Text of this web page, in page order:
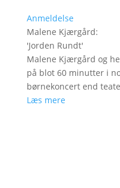
Anmeldelse
Malene Kjærgård:
'Jorden Rundt'
Malene Kjærgård og
på blot 60 minutter i
børnekoncert end
Læs mere